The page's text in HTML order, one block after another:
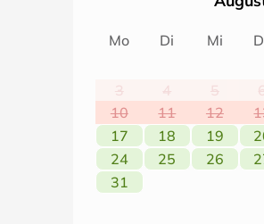
Mo Di Mi
3
4 5
10
11 12
17
18 19
24
25 26
31